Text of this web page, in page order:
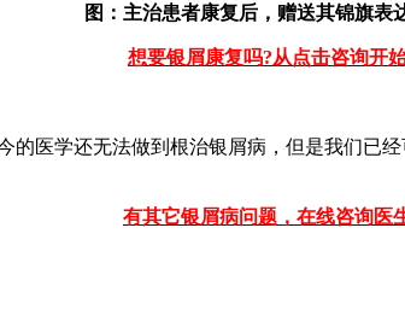
图：主治患者康复后，赠送其锦旗表
想要银屑康复吗?从点击咨询开
医学还无法做到根治银屑病，但是我们已
有其它银屑病问题，在线咨询医